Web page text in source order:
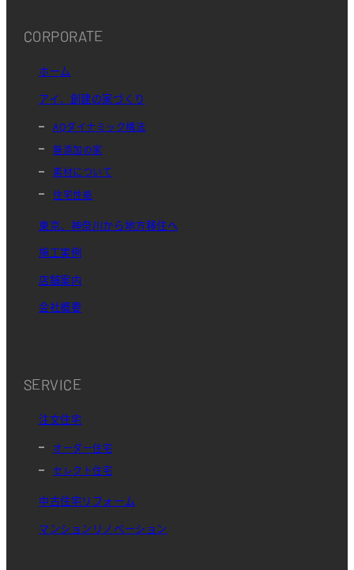
CORPORATE
ホーム
アイ．創建の家づくり
AQダイナミック構法
無添加の家
素材について
住宅性能
東京、神奈川から地方移住へ
施工実例
店舗案内
会社概要
SERVICE
注文住宅
オーダー住宅
セレクト住宅
中古住宅リフォーム
マンションリノベーション